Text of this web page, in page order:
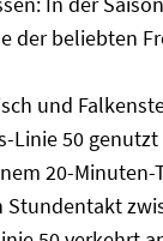
der beliebten
und
Linie 50
20-
Stundentakt